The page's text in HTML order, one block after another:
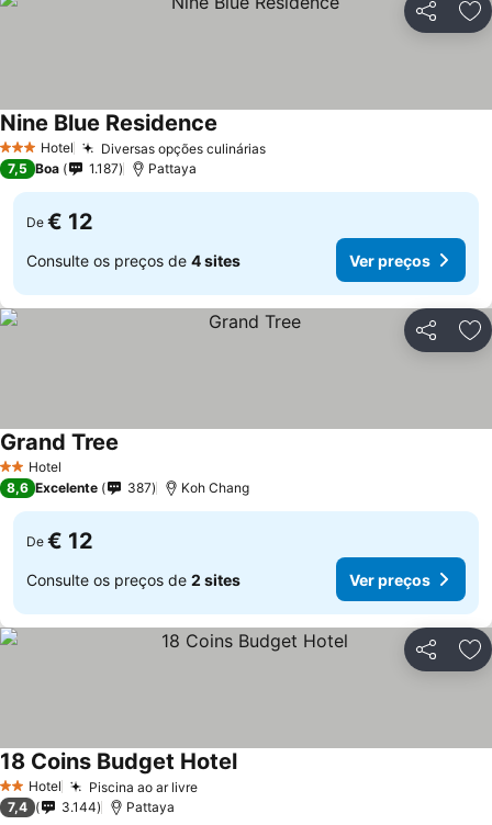
Partilhar
3 EstrelasHotel Diversas opções culinárias
Nine Blue Residence
7,5 Boa 1.187 Pattaya
De € 12
Consulte os preços de 4 sites Ver preços
Partilhar
2 Estrelas
Hotel
Grand Tree
8,6 Excelente 387 Koh Chang
De € 12
Consulte os preços de 2 sites Ver preços
Partilhar
2 Estrelas
Hotel Piscina ao ar livre
18 Coins Budget Hotel
7,4 3.144 Pattaya